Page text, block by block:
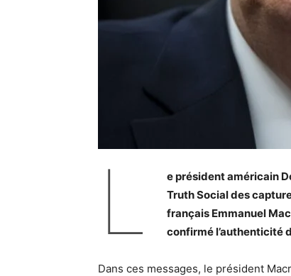
L
e président américain
Truth Social des
français Emmanuel
confirmé l’authenticité
Dans ces messages, le président